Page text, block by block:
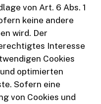
von Art. 6 Abs. 1
keine andere
wird. Der
Interesse
Cookies
optimierten
Sofern eine
von Cookies und